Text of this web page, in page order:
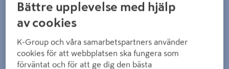
Föregående
Bättre upplevelse med hjälp
av cookies
K-Group och våra samarbetspartners använder
cookies för att webbplatsen ska fungera som
förväntat och för att ge dig den bästa